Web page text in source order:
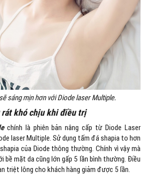
sáng mịn hơn với Diode laser Multiple.
rát khó chịu khi điều trị
chính là phiên bản nâng cấp từ Diode Laser
laser Multiple. Sử dụng tấm đá shapia to hơn
của Diode thông thường. Chính vì vậy mà
bề mặt da cũng lớn gấp 5 lần bình thường. Điều
triệt lông cho khách hàng giảm được 5 lần.